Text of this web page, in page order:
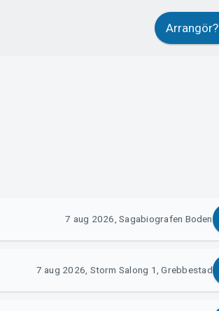
Arrangör?
7 aug 2026, Sagabiografen Boden
7 aug 2026, Storm Salong 1, Grebbestad